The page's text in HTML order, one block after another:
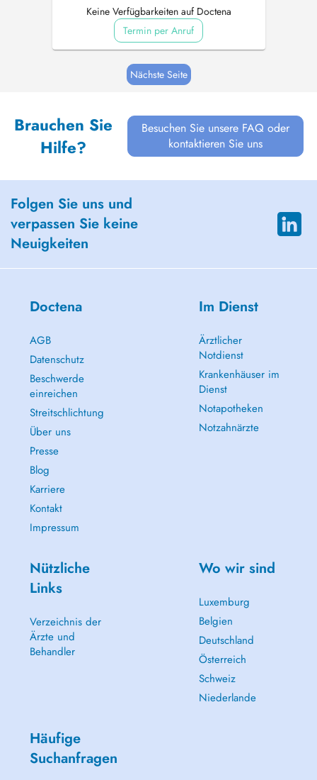
Keine Verfügbarkeiten auf Doctena
Termin per Anruf
Nächste Seite
Brauchen Sie
Hilfe?
Besuchen Sie unsere FAQ oder
kontaktieren Sie uns
Folgen Sie uns und
verpassen Sie keine
Neuigkeiten
Doctena
AGB
Datenschutz
Beschwerde
einreichen
Streitschlichtung
Über uns
Presse
Blog
Karriere
Kontakt
Impressum
Im Dienst
Ärztlicher
Notdienst
Krankenhäuser im
Dienst
Notapotheken
Notzahnärzte
Nützliche
Links
Verzeichnis der
Ärzte und
Behandler
Wo wir sind
Luxemburg
Belgien
Deutschland
Österreich
Schweiz
Niederlande
Häufige
Suchanfragen